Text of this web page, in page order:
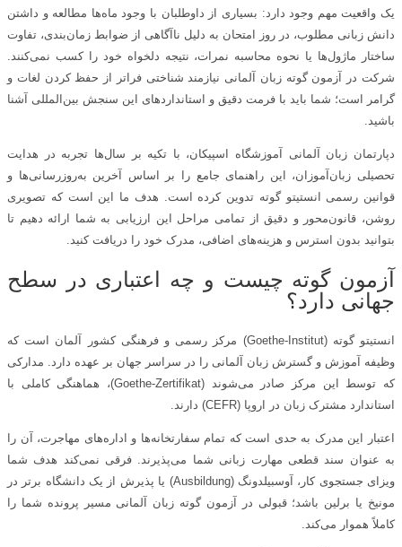
یک واقعیت مهم وجود دارد: بسیاری از داوطلبان با وجود ماه‌ها مطالعه و داشتن
دانش زبانی مطلوب، در روز امتحان به دلیل ناآگاهی از ضوابط زمان‌بندی، تفاوت
ساختار ماژول‌ها یا نحوه محاسبه نمرات، نتیجه دلخواه خود را کسب نمی‌کنند.
شرکت در آزمون گوته زبان آلمانی نیازمند شناختی فراتر از حفظ کردن لغات و
گرامر است؛ شما باید با فرمت دقیق و استانداردهای این سنجش بین‌المللی آشنا
باشید.
دپارتمان زبان آلمانی آموزشگاه اسپیکان، با تکیه بر سال‌ها تجربه در هدایت
تحصیلی زبان‌آموزان، این راهنمای جامع را بر اساس آخرین به‌روزرسانی‌ها و
قوانین رسمی انستیتو گوته تدوین کرده است. هدف ما این است که تصویری
روشن، قانون‌محور و دقیق از تمامی مراحل این ارزیابی به شما ارائه دهیم تا
بتوانید بدون استرس و هزینه‌های اضافی، مدرک خود را دریافت کنید.
آزمون گوته چیست و چه اعتباری در سطح
جهانی دارد؟
انستیتو گوته (Goethe-Institut) مرکز رسمی و فرهنگی کشور آلمان است که
وظیفه آموزش و گسترش زبان آلمانی را در سراسر جهان بر عهده دارد. مدارکی
که توسط این مرکز صادر می‌شوند (Goethe-Zertifikat)، هماهنگی کاملی با
استاندارد مشترک زبان در اروپا (CEFR) دارند.
اعتبار این مدرک به حدی است که تمام سفارتخانه‌ها و اداره‌های مهاجرت، آن را
به عنوان سند قطعی مهارت زبانی شما می‌پذیرند. فرقی نمی‌کند هدف شما
ویزای جستجوی کار، آوسبیلدونگ (Ausbildung) یا پذیرش از یک دانشگاه برتر در
مونیخ یا برلین باشد؛ قبولی در آزمون گوته زبان آلمانی مسیر پرونده شما را
کاملاً هموار می‌کند.